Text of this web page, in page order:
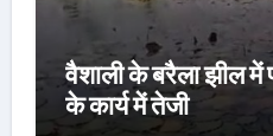
वैशाली के बरैला झील में
के कार्य में तेजी